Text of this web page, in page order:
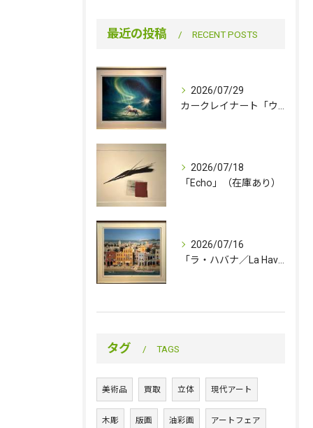
最近の投稿 RECENT POSTS
2026/07/29
2026/07/18
「Echo」（在庫あり）
2026/07/16
タグ TAGS
美術品 買取 立体 現代アート
木彫 版画 油彩画 アートフェア